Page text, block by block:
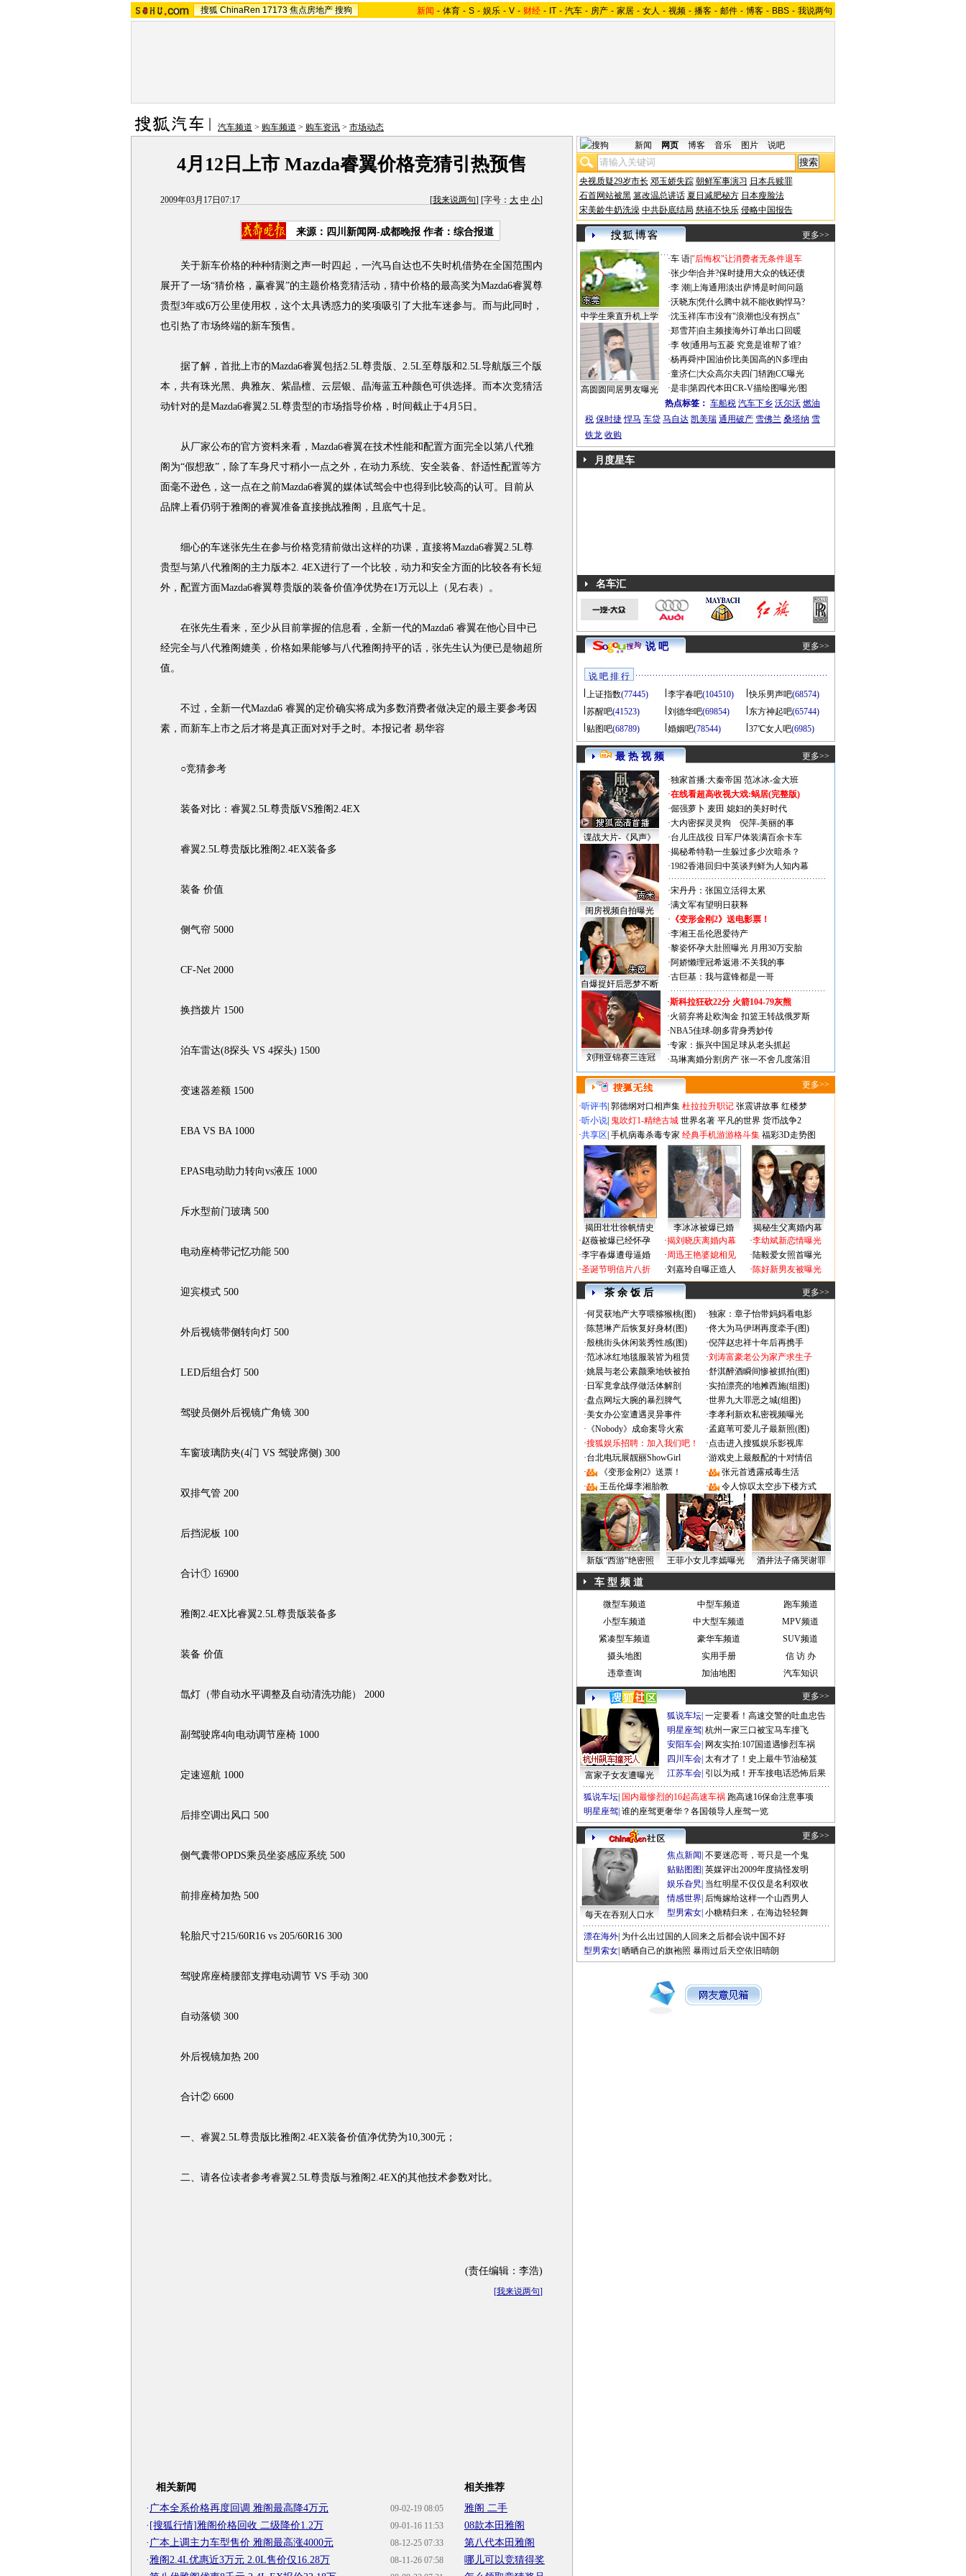
搜狐 ChinaRen 17173 焦点房地产 搜狗 新闻 - 体育 - S - 娱乐 - V - 财经 - IT - 汽车 - 房产 - 家居 - 女人 - 视频 - 播客 - 邮件 - 博客 - BBS - 我说两句
汽车频道 > 购车频道 > 购车资讯 > 市场动态
4月12日上市 Mazda睿翼价格竞猜引热预售
2009年03月17日07:17 [我来说两句] [字号： 大 中 小]
来源：四川新闻网-成都晚报 作者：综合报道
关于新车价格的种种猜测之声一时四起，一汽马自达也不失时机借势在全国范围内
展开了一场“猜价格，赢睿翼”的主题价格竞猜活动，猜中价格的最高奖为Mazda6睿翼尊
贵型3年或6万公里使用权，这个太具诱惑力的奖项吸引了大批车迷参与。而与此同时，
也引热了市场终端的新车预售。
据了解，首批上市的Mazda6睿翼包括2.5L尊贵版、2.5L至尊版和2.5L导航版三个版
本，共有珠光黑、典雅灰、紫晶檀、云层银、晶海蓝五种颜色可供选择。而本次竞猜活
动针对的是Mazda6睿翼2.5L尊贵型的市场指导价格，时间截止于4月5日。
从厂家公布的官方资料来看，Mazda6睿翼在技术性能和配置方面完全以第八代雅
阁为“假想敌”，除了车身尺寸稍小一点之外，在动力系统、安全装备、舒适性配置等方
面毫不逊色，这一点在之前Mazda6睿翼的媒体试驾会中也得到比较高的认可。目前从
品牌上看仍弱于雅阁的睿翼准备直接挑战雅阁，且底气十足。
细心的车迷张先生在参与价格竞猜前做出这样的功课，直接将Mazda6睿翼2.5L尊
贵型与第八代雅阁的主力版本2. 4EX进行了一个比较，动力和安全方面的比较各有长短
外，配置方面Mazda6睿翼尊贵版的装备价值净优势在1万元以上（见右表）。
在张先生看来，至少从目前掌握的信息看，全新一代的Mazda6 睿翼在他心目中已
经完全与八代雅阁媲美，价格如果能够与八代雅阁持平的话，张先生认为便已是物超所
值。
不过，全新一代Mazda6 睿翼的定价确实将成为多数消费者做决定的最主要参考因
素，而新车上市之后才将是真正面对对手之时。本报记者 易华容
○竞猜参考
装备对比：睿翼2.5L尊贵版VS雅阁2.4EX
睿翼2.5L尊贵版比雅阁2.4EX装备多
装备 价值
侧气帘 5000
CF-Net 2000
换挡拨片 1500
泊车雷达(8探头 VS 4探头) 1500
变速器差额 1500
EBA VS BA 1000
EPAS电动助力转向vs液压 1000
斥水型前门玻璃 500
电动座椅带记忆功能 500
迎宾模式 500
外后视镜带侧转向灯 500
LED后组合灯 500
驾驶员侧外后视镜广角镜 300
车窗玻璃防夹(4门 VS 驾驶席侧) 300
双排气管 200
后挡泥板 100
合计① 16900
雅阁2.4EX比睿翼2.5L尊贵版装备多
装备 价值
氙灯（带自动水平调整及自动清洗功能） 2000
副驾驶席4向电动调节座椅 1000
定速巡航 1000
后排空调出风口 500
侧气囊带OPDS乘员坐姿感应系统 500
前排座椅加热 500
轮胎尺寸215/60R16 vs 205/60R16 300
驾驶席座椅腰部支撑电动调节 VS 手动 300
自动落锁 300
外后视镜加热 200
合计② 6600
一、睿翼2.5L尊贵版比雅阁2.4EX装备价值净优势为10,300元；
二、请各位读者参考睿翼2.5L尊贵版与雅阁2.4EX的其他技术参数对比。
(责任编辑：李浩)
[我来说两句]
相关新闻
09-02-19 08:05
· 广本全系价格再度回调 雅阁最高降4万元
09-01-16 11:53
· [搜狐行情]雅阁价格回收 二级降价1.2万
08-12-25 07:33
· 广本上调主力车型售价 雅阁最高涨4000元
08-11-26 07:58
·雅阁2.4L优惠近3万元 2.0L售价仅16.28万
相关推荐
雅阁 二手
08款本田雅阁
第八代本田雅阁
哪儿可以竞猜得奖
新闻 网页 博客 音乐 图片 说吧
央视质疑29岁市长 邓玉娇失踪 朝鲜军事演习 日本兵赎罪
石首网站被黑 篡改温总讲话 夏日减肥秘方 日本瘦脸法
宋美龄牛奶洗澡 中共卧底结局 慈禧不快乐 侵略中国报告
更多>>
中学生乘直升机上学
高圆圆同居男友曝光
·车 语|"后悔权"让消费者无条件退车
·张少华|合并?保时捷用大众的钱还债
·李 潮 上海通用淡出萨博是时间问题
·沃晓东|凭什么腾中就不能收购悍马?
·沈玉祥|车市没有"浪潮也没有拐点"
·郑雪芹| 自主频接海外订单出口回暖
·李 牧|通用与五菱 究竟是谁帮了谁?
·杨再舜|中国油价比美国高的N多理由
·童济仁|大众高尔夫四门轿跑CC曝光
·是非|第四代本田CR-V描绘图曝光/图
热点标签： 车船税 汽车下乡 沃尔沃 燃油
税 保时捷 悍马 车贷 马自达 凯美瑞 通用破产 雪佛兰 桑塔纳 雪
铁龙 收购
月度星车
名车汇
说 吧 更多>>
说 吧 排 行
上证指数(77445) 李宇春吧(104510) 快乐男声吧(68574)
苏醒吧(41523) 刘德华吧(69854) 东方神起吧(65744)
贴图吧(68789) 婚姻吧(78544) 37℃女人吧(6985)
最 热 视 频 更多>>
谍战大片-《风声》
闺房视频自拍曝光
自爆捉奸后恶梦不断
·独家首播:大秦帝国 范冰冰-金大班
·在线看超高收视大戏:蜗居(完整版)
·倔强萝卜 麦田 媳妇的美好时代
·大内密探灵灵狗
倪萍-美丽的事
·台儿庄战役 日军尸体装满百余卡车
·揭秘希特勒一生躲过多少次暗杀？
·1982香港回归中英谈判鲜为人知内幕
·宋丹丹：张国立活得太累
·满文军有望明日获释
· 《变形金刚2》送电影票！
·李湘王岳伦恩爱待产
·黎姿怀孕大肚照曝光 月用30万安胎
·阿娇懒理冠希返港:不关我的事
·古巨基：我与霆锋都是一哥
刘翔亚锦赛三连冠
·斯科拉狂砍22分 火箭104-79灰熊
·火箭弃将赴欧淘金 扣篮王转战俄罗斯
·NBA5佳球-朗多背身秀妙传
·专家：振兴中国足球从老头抓起
·马琳离婚分割房产 张一不舍几度落泪
更多>>
·听评书 郭德纲对口相声集 杜拉拉升职记 张震讲故事 红楼梦
·听小说 鬼吹灯1-精绝古城 世界名著 平凡的世界 货币战争2
·共享区 手机病毒杀毒专家 经典手机游游格斗集 福彩3D走势图
揭田壮壮徐帆情史 李冰冰被爆已婚
揭秘生父离婚内幕
·赵薇被爆已经怀孕
·李宇春爆遭母逼婚
·圣诞节明信片八折
·揭刘晓庆离婚内幕
·周迅王艳婆媳相见
·刘嘉玲自曝正造人
·李幼斌新恋情曝光
·陆毅爱女照首曝光
·陈好新男友被曝光
茶 余 饭 后 更多>>
·何炅获地产大亨喂猕猴桃(图) ·独家：章子怡带妈妈看电影
·陈慧琳产后恢复好身材(图) ·佟大为马伊琍再度牵手(图)
·殷桃街头休闲装秀性感(图) ·倪萍赵忠祥十年后再携手
·范冰冰红地毯服装皆为租赁 ·刘涛富豪老公为家产求生子
·姚晨与老公素颜乘地铁被拍 ·舒淇醉酒瞬间惨被抓拍(图)
· 日军竟拿战俘做活体解剖 ·实拍漂亮的地摊西施(组图)
·盘点网坛大腕的暴烈脾气 ·世界九大罪恶之城(组图)
·美女办公室遭遇灵异事件 ·李孝利新欢私密视频曝光
· 《Nobody》成命案导火索 ·孟庭苇可爱儿子最新照(图)
·搜狐娱乐招聘：加入我们吧！ ·点击进入搜狐娱乐影视库
·台北电玩展靓丽ShowGirl ·游戏史上最般配的十对情侣
·
《变形金刚2》送票！ ·
张元首透露戒毒生活
·
王岳伦爆李湘胎教 · 令人惊叹太空步下楼方式
新版“西游”绝密照 王菲小女儿李嫣曝光 酒井法子痛哭谢罪
车 型 频 道
微型车频道 中型车频道
跑车频道
小型车频道
中大型车频道
MPV频道
紧凑型车频道
豪华车频道
SUV频道
摄头地图
实用手册
信 访 办
违章查询
加油地图 汽车知识
更多>>
富家子女友遭曝光
狐说车坛 一定要看！高速交警的吐血忠告
明星座驾 杭州一家三口被宝马车撞飞
安阳车会 网友实拍:107国道遇惨烈车祸
四川车会 太有才了！史上最牛节油秘笈
江苏车会 引以为戒！开车接电话恐怖后果
狐说车坛 国内最惨烈的16起高速车祸 跑高速16保命注意事项
明星座驾 谁的座驾更奢华？各国领导人座驾一览
更多>>
每天在吞别人口水
焦点新闻 不要迷恋哥，哥只是一个鬼
贴贴图图 英媒评出2009年度搞怪发明
娱乐旮旯 当红明星不仅仅是名利双收
情感世界 后悔嫁给这样一个山西男人
型男索女 小糖精归来，在海边轻轻舞
漂在海外 为什么出过国的人回来之后都会说中国不好
型男索女 晒晒自己的旗袍照 暴雨过后天空依旧晴朗